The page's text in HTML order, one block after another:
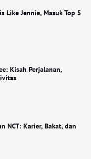
Like Jennie, Masuk Top 5
Kisah Perjalanan,
NCT: Karier, Bakat, dan